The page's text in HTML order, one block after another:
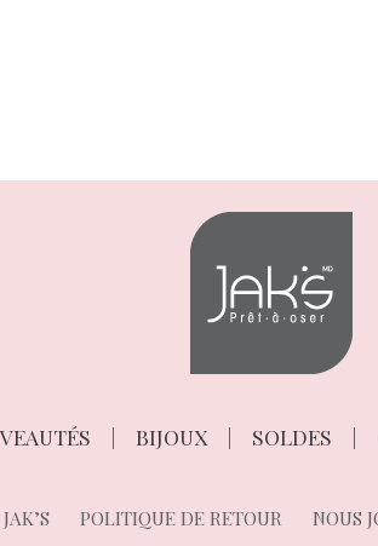
BIJOUX SOLDES
POLITIQUE DE RETOUR NOUS